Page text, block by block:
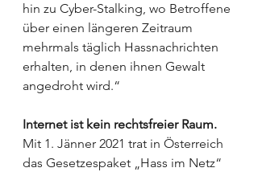
hin zu Cyber-Stalking, wo Betroffene
über einen längeren Zeitraum
mehrmals täglich Hassnachrichten
erhalten, in denen ihnen Gewalt
angedroht wird.“
Internet ist kein rechtsfreier Raum.
Mit 1. Jänner 2021 trat in Österreich
das Gesetzespaket „Hass im Netz“